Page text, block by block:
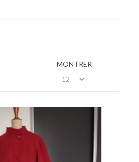
MONTRER